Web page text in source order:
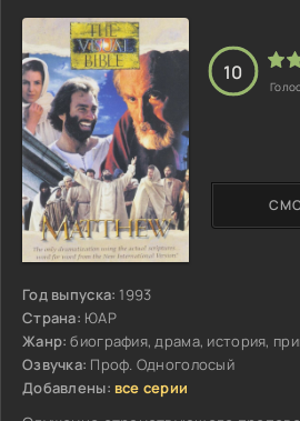
Год выпуска: 1993
Страна: ЮАР
Жанр: биография, драма, история,
Озвучка: Проф. Одноголосый
Добавлены: все серии
10